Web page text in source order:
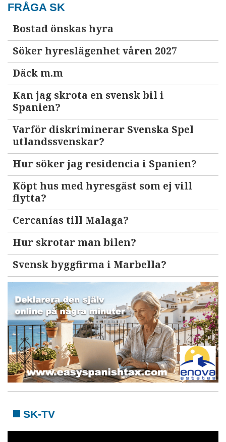
FRÅGA SK
Bostad önskas hyra
Söker hyreslägenhet våren 2027
Däck m.m
Kan jag skrota en svensk bil i
Spanien?
Varför diskriminerar Svenska Spel
utlandssvenskar?
Hur söker jag residencia i Spanien?
Köpt hus med hyresgäst som ej vill
flytta?
Cercanías till Malaga?
Hur skrotar man bilen?
Svensk byggfirma i Marbella?
SK-TV